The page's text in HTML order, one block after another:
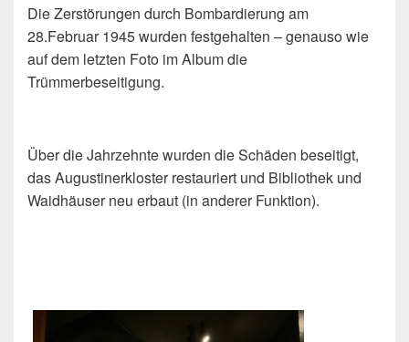
Die Zerstörungen durch Bombardierung am
28.Februar 1945 wurden festgehalten – genauso wie
auf dem letzten Foto im Album die
Trümmerbeseitigung.
Über die Jahrzehnte wurden die Schäden beseitigt,
das Augustinerkloster restauriert und Bibliothek und
Waidhäuser neu erbaut (in anderer Funktion).